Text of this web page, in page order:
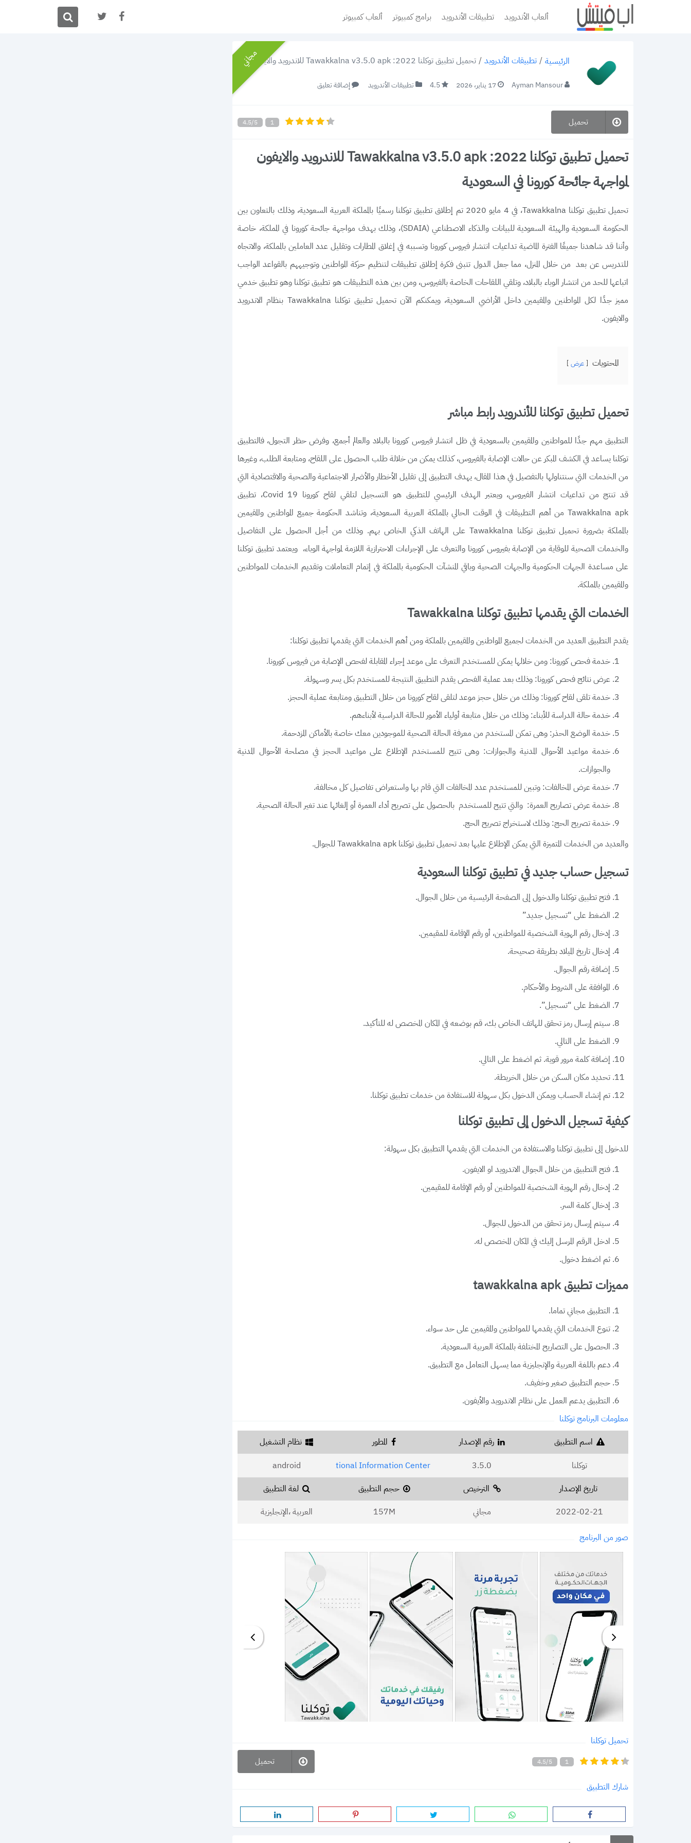
ألعاب الأندرويد تطبيقات الأندرويد برامج كمبيوتر ألعاب كمبيوتر
الرئيسية / تطبيقات الأندرويد / تحميل تطبيق توكلنا 2022: Tawakkalna v3.5.0 apk للاندرويد والايفون لمواجهة جائحة كورونا في السعودية
Ayman Mansour 17 يناير، 2026 4.5 تطبيقات الأندرويد إضافة تعليق
مجاني
4.5/5 1 تحميل
تحميل تطبيق توكلنا 2022: Tawakkalna v3.5.0 apk للاندرويد والايفون
لمواجهة جائحة كورونا في السعودية
تحميل تطبيق توكلنا Tawakkalna، في 4 مايو 2020 تم إطلاق تطبيق توكلنا رسميًا بالمملكة العربية السعودية، وذلك بالتعاون بين
الحكومة السعودية والهيئة السعودية للبيانات والذكاء الاصطناعي (SDAIA)، وذلك بهدف مواجهة جائحة كورونا في المملكة، خاصة
وأننا قد شاهدنا جميعًا الفترة الماضية تداعيات انتشار فيروس كورونا وتسببه في إغلاق المطارات وتقليل عدد العاملين بالمملكة، والاتجاه
للتدريس عن بعد من خلال المنزل، مما جعل الدول تتبنى فكرة إطلاق تطبيقات لتنظيم حركة المواطنين وتوجيههم بالقواعد الواجب
اتباعها للحد من انتشار الوباء بالبلاد، وتلقي اللقاحات الخاصة بالفيروس، ومن بين هذه التطبيقات هو تطبيق توكلنا وهو تطبيق خدمي
مميز جدًا لكل المواطنين والمقيمين داخل الأراضي السعودية، ويمكنكم الآن تحميل تطبيق توكلنا Tawakkalna بنظام الاندرويد
والايفون.
المحتويات عرض
تحميل تطبيق توكلنا للأندرويد رابط مباشر
التطبيق مهم جدًا للمواطنين والمقيمين بالسعودية في ظل انتشار فيروس كورونا بالبلاد والعالم أجمع، وفرض حظر التجول، فالتطبيق
توكلنا يساعد في الكشف المبكر عن حالات الإصابة بالفيروس، كذلك يمكن من خلالة طلب الحصول على اللقاح، ومتابعة الطلب، وغيرها
من الخدمات التي سنتناولها بالتفصيل في هذا المقال، يهدف التطبيق إلى تقليل الأخطار والأضرار الاجتماعية والصحية والاقتصادية التي
قد تنتج من تداعيات انتشار الفيروس، ويعتبر الهدف الرئيسي للتطبيق هو التسجيل لتلقي لقاح كورونا Covid 19، تطبيق
Tawakkalna apk من أهم التطبيقات في الوقت الحالي بالمملكة العربية السعودية، وتناشد الحكومة جميع المواطنين والمقيمين
بالمملكة بضرورة تحميل تطبيق توكلنا Tawakkalna على الهاتف الذكي الخاص بهم. وذلك من أجل الحصول على التفاصيل
والخدمات الصحية للوقاية من الإصابة بفيروس كورونا والتعرف على الإجراءات الاحترازية اللازمة لمواجهة الوباء، ويعتمد تطبيق توكلنا
على مساعدة الجهات الحكومية والجهات الصحية وباقي المنشآت الحكومية بالمملكة في إتمام التعاملات وتقديم الخدمات للمواطنين
والمقيمين بالمملكة.
الخدمات التي يقدمها تطبيق توكلنا Tawakkalna
يقدم التطبيق العديد من الخدمات لجميع المواطنين والمقيمين بالمملكة ومن أهم الخدمات التي يقدمها تطبيق توكلنا:
خدمة فحص كورونا: ومن خلالها يمكن للمستخدم التعرف على موعد إجراء المقابلة لفحص الإصابة من فيروس كورونا.
عرض نتائج فحص كورونا: وذلك بعد عملية الفحص يقدم التطبيق النتيجة للمستخدم بكل يسر وسهولة.
خدمة تلقى لقاح كورونا: وذلك من خلال حجز موعد لتلقى لقاح كورونا من خلال التطبيق ومتابعة عملية الحجز.
خدمة حالة الدراسة للأبناء: وذلك من خلال متابعة أولياء الأمور للحالة الدراسية لأبناءهم.
خدمة الوضع الحذر: وهى تمكن المستخدم من معرفة الحالة الصحية للموجودين معك خاصة بالأماكن المزدحمة.
خدمة مواعيد الأحوال المدنية والجوازات: وهى تتيح للمستخدم الإطلاع على مواعيد الحجز في مصلحة الأحوال المدنية
والجوازات.
خدمة عرض المخالفات: وتبين للمستخدم عدد المخالفات التي قام بها واستعراض تفاصيل كل مخالفة.
خدمة عرض تصاريح العمرة: والتي تتيح للمستخدم بالحصول على تصريح أداء العمرة أو إلغائها عند تغير الحالة الصحية.
خدمة تصريح الحج: وذلك لاستخراج تصريح الحج.
والعديد من الخدمات المتميزة التي يمكن الإطلاع عليها بعد تحميل تطبيق توكلنا Tawakkalna apk للجوال.
تسجيل حساب جديد في تطبيق توكلنا السعودية
فتح تطبيق توكلنا والدخول إلى الصفحة الرئيسية من خلال الجوال.
الضغط على “تسجيل جديد”
إدخال رقم الهوية الشخصية للمواطنين، أو رقم الإقامة للمقيمين.
إدخال تاريخ الميلاد بطريقة صحيحة.
إضافة رقم الجوال.
الموافقة على الشروط والأحكام.
الضغط على “تسجيل”.
سيتم إرسال رمز تحقق للهاتف الخاص بك، قم بوضعه في المكان المخصص له للتأكيد.
الضغط على التالي.
إضافة كلمة مرور قوية. ثم اضغط على التالي.
تحديد مكان السكن من خلال الخريطة.
تم إنشاء الحساب ويمكن الدخول بكل سهولة للاستفادة من خدمات تطبيق توكلنا.
كيفية تسجيل الدخول إلى تطبيق توكلنا
للدخول إلى تطبيق توكلنا والاستفادة من الخدمات التي يقدمها التطبيق بكل سهولة:
فتح التطبيق من خلال الجوال الاندرويد او الايفون.
إدخال رقم الهوية الشخصية للمواطنين أو رقم الإقامة للمقيمين.
إدخال كلمة السر.
سيتم إرسال رمز تحقق من الدخول للجوال.
ادخل الرقم المرسل إليك في المكان المخصص له.
ثم اضغط دخول.
مميزات تطبيق tawakkalna apk
التطبيق مجاني تماما.
تنوع الخدمات التي يقدمها للمواطنين والمقيمين على حد سواء.
الحصول على التصاريح المختلفة بالمملكة العربية السعودية.
دعم باللغة العربية والإنجليزية مما يسهل التعامل مع التطبيق.
حجم التطبيق صغير وخفيف.
التطبيق يدعم العمل على نظام الاندرويد والأيفون.
معلومات البرنامج توكلنا
اسم التطبيق
توكلنا
رقم الإصدار
3.5.0
المطور
National Information Center
نظام التشغيل
android
تاريخ الإصدار
2022-02-21
الترخيص
مجاني
حجم التطبيق
157M
لغة التطبيق
العربية ،الإنجليزية
صور من البرنامج
تحميل توكلنا
4.5/5 1 تحميل
شارك التطبيق